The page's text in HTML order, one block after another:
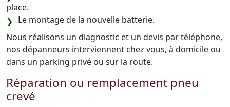
place.
Le montage de la nouvelle batterie.
Nous réalisons un diagnostic et un devis par téléphone,
nos dépanneurs interviennent chez vous, à domicile ou
dans un parking privé ou sur la route.
Réparation ou remplacement pneu
crevé